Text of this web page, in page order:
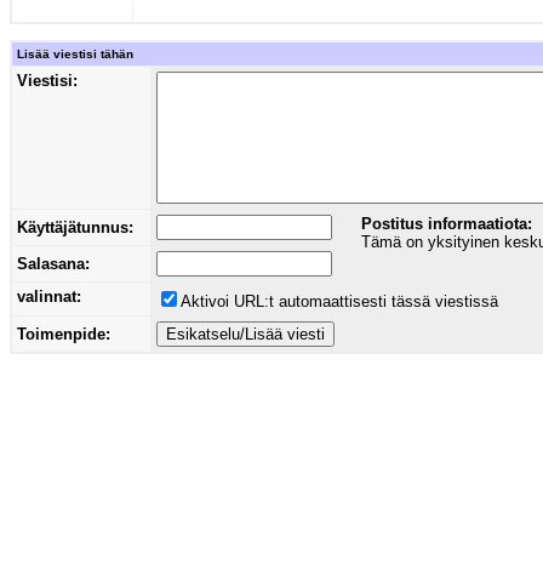
Lisää viestisi tähän
Viestisi:
Käyttäjätunnus:
Postitus informaatiota:
Tämä on yksityinen
Salasana:
valinnat:
Aktivoi URL:t automaattisesti tässä viestissä
Toimenpide: